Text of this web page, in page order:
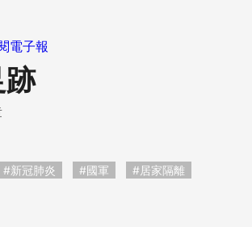
電子報
#新冠肺炎 #國軍 #居家隔離